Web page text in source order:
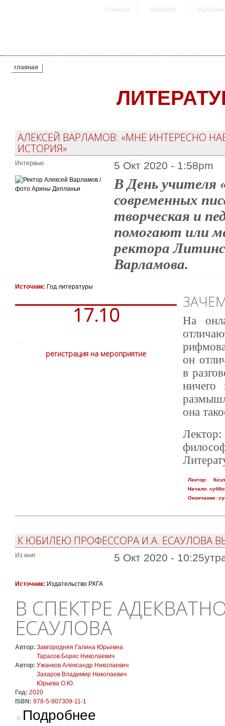
главная институт
ВЫ ЗДЕСЬ
главная
АЛЕКСЕЙ ВАРЛАМОВ: «МНЕ ИНТЕРЕСНО
ИСТОРИЯ»
Интервью 5 Окт 2020 - 1:58pm
В День учителя
современных
творческая и
помогают или
ректора
Варламова.
Источник: Год литературы
17.10
регистрация на мероприятие
На
он
в
она
Лектор:
Начало:
Окончание:
К ЮБИЛЕЮ ПРОФЕССОРА И.А. ЕСАУЛОВА
Из книг 5 Окт 2020 -
Источник: Издательство РХГА
В СПЕКТРЕ
ЕСАУЛОВА
Автор: Завгородняя Галина Юрьевна
Тарасов Борис Николаевич
Автор: Ужанков Александр Николаевич
Захаров Владимир Николаевич
Юрьева О.Ю.
Год: 2020
ISBN: 978-5-907309-11-1
Подробнее